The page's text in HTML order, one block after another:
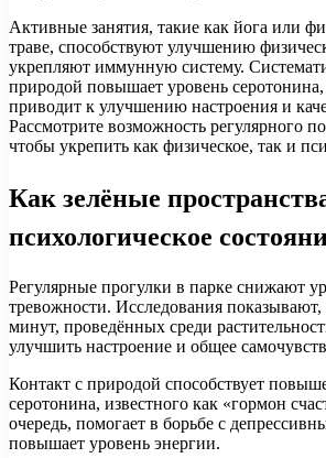
Активные занятия, такие как йога или
траве, способствуют улучшению
укрепляют иммунную систему.
природой повышает уровень
приводит к улучшению настроения и
Рассмотрите возможность регулярного
чтобы укрепить как физическое, так и
Как зелёные
психологическое
Регулярные прогулки в парке снижают
тревожности. Исследования
минут, проведённых среди
улучшить настроение и общее
Контакт с природой способствует
серотонина, известного как «гормон
очередь, помогает в борьбе с
повышает уровень энергии.